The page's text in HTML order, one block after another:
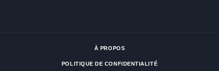
À PROPOS
POLITIQUE DE CONFIDENTIALITÉ